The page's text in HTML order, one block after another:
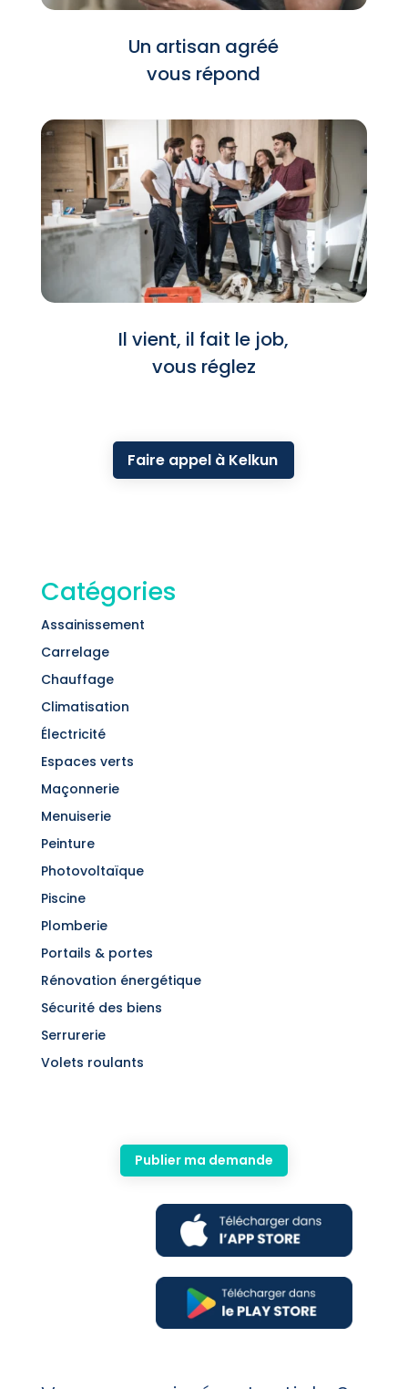
Un artisan agréé
vous répond
Il vient, il fait le job,
vous réglez
Faire appel à Kelkun
Catégories
Assainissement
Carrelage
Chauffage
Climatisation
Électricité
Espaces verts
Maçonnerie
Menuiserie
Peinture
Photovoltaïque
Piscine
Plomberie
Portails & portes
Rénovation énergétique
Sécurité des biens
Serrurerie
Volets roulants
Publier ma demande